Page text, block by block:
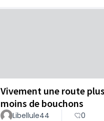
Vivement une route
moins de bouchons
Libellule44 0